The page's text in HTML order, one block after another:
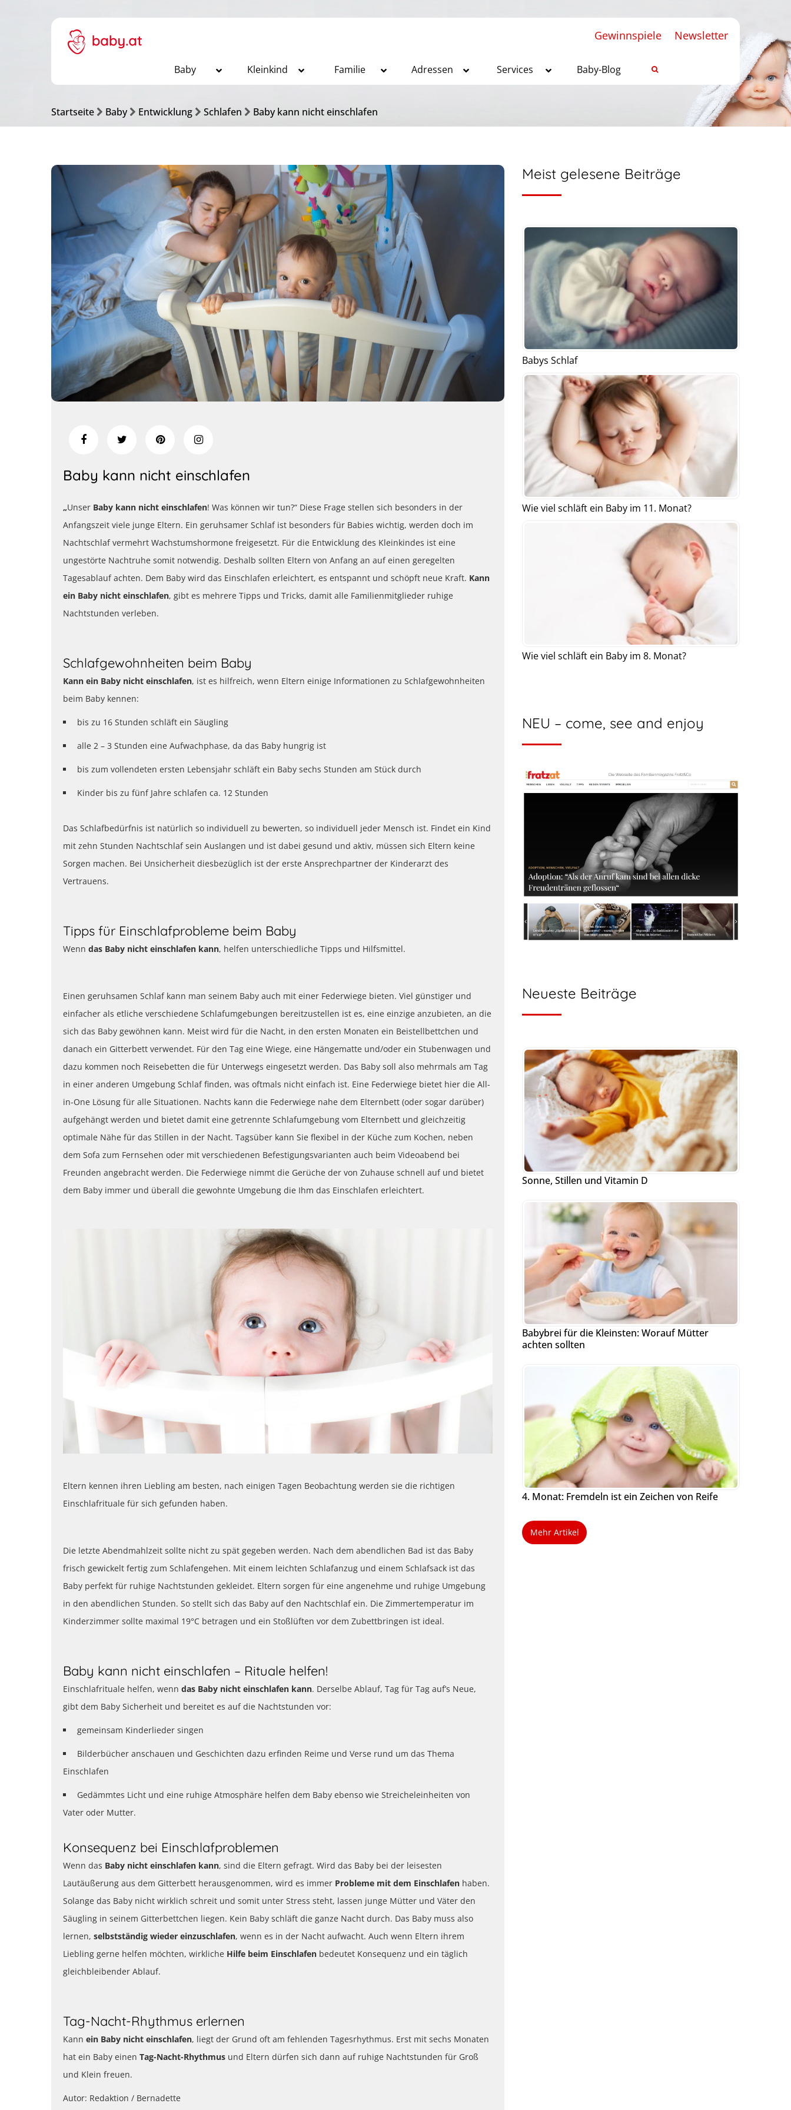
Gewinnspiele Newsletter
Baby Kleinkind Familie Adressen Services Baby-Blog
Startseite Baby Entwicklung Schlafen Baby kann nicht einschlafen
Baby kann nicht einschlafen
„Unser Baby kann nicht einschlafen! Was können wir tun?“ Diese Frage stellen sich besonders in der
Anfangszeit viele junge Eltern. Ein geruhsamer Schlaf ist besonders für Babies wichtig, werden doch im
Nachtschlaf vermehrt Wachstumshormone freigesetzt. Für die Entwicklung des Kleinkindes ist eine
ungestörte Nachtruhe somit notwendig. Deshalb sollten Eltern von Anfang an auf einen geregelten
Tagesablauf achten. Dem Baby wird das Einschlafen erleichtert, es entspannt und schöpft neue Kraft. Kann
ein Baby nicht einschlafen, gibt es mehrere Tipps und Tricks, damit alle Familienmitglieder ruhige
Nachtstunden verleben.
Schlafgewohnheiten beim Baby
Kann ein Baby nicht einschlafen, ist es hilfreich, wenn Eltern einige Informationen zu Schlafgewohnheiten
beim Baby kennen:
bis zu 16 Stunden schläft ein Säugling
alle 2 – 3 Stunden eine Aufwachphase, da das Baby hungrig ist
bis zum vollendeten ersten Lebensjahr schläft ein Baby sechs Stunden am Stück durch
Kinder bis zu fünf Jahre schlafen ca. 12 Stunden
Das Schlafbedürfnis ist natürlich so individuell zu bewerten, so individuell jeder Mensch ist. Findet ein Kind
mit zehn Stunden Nachtschlaf sein Auslangen und ist dabei gesund und aktiv, müssen sich Eltern keine
Sorgen machen. Bei Unsicherheit diesbezüglich ist der erste Ansprechpartner der Kinderarzt des
Vertrauens.
Tipps für Einschlafprobleme beim Baby
Wenn das Baby nicht einschlafen kann, helfen unterschiedliche Tipps und Hilfsmittel.
Einen geruhsamen Schlaf kann man seinem Baby auch mit einer Federwiege bieten. Viel günstiger und
einfacher als etliche verschiedene Schlafumgebungen bereitzustellen ist es, eine einzige anzubieten, an die
sich das Baby gewöhnen kann. Meist wird für die Nacht, in den ersten Monaten ein Beistellbettchen und
danach ein Gitterbett verwendet. Für den Tag eine Wiege, eine Hängematte und/oder ein Stubenwagen und
dazu kommen noch Reisebetten die für Unterwegs eingesetzt werden. Das Baby soll also mehrmals am Tag
in einer anderen Umgebung Schlaf finden, was oftmals nicht einfach ist. Eine Federwiege bietet hier die All-
in-One Lösung für alle Situationen. Nachts kann die Federwiege nahe dem Elternbett (oder sogar darüber)
aufgehängt werden und bietet damit eine getrennte Schlafumgebung vom Elternbett und gleichzeitig
optimale Nähe für das Stillen in der Nacht. Tagsüber kann Sie flexibel in der Küche zum Kochen, neben
dem Sofa zum Fernsehen oder mit verschiedenen Befestigungsvarianten auch beim Videoabend bei
Freunden angebracht werden. Die Federwiege nimmt die Gerüche der von Zuhause schnell auf und bietet
dem Baby immer und überall die gewohnte Umgebung die Ihm das Einschlafen erleichtert.
Eltern kennen ihren Liebling am besten, nach einigen Tagen Beobachtung werden sie die richtigen
Einschlafrituale für sich gefunden haben.
Die letzte Abendmahlzeit sollte nicht zu spät gegeben werden. Nach dem abendlichen Bad ist das Baby
frisch gewickelt fertig zum Schlafengehen. Mit einem leichten Schlafanzug und einem Schlafsack ist das
Baby perfekt für ruhige Nachtstunden gekleidet. Eltern sorgen für eine angenehme und ruhige Umgebung
in den abendlichen Stunden. So stellt sich das Baby auf den Nachtschlaf ein. Die Zimmertemperatur im
Kinderzimmer sollte maximal 19°C betragen und ein Stoßlüften vor dem Zubettbringen ist ideal.
Baby kann nicht einschlafen – Rituale helfen!
Einschlafrituale helfen, wenn das Baby nicht einschlafen kann. Derselbe Ablauf, Tag für Tag auf’s Neue,
gibt dem Baby Sicherheit und bereitet es auf die Nachtstunden vor:
gemeinsam Kinderlieder singen
Bilderbücher anschauen und Geschichten dazu erfinden Reime und Verse rund um das Thema
Einschlafen
Gedämmtes Licht und eine ruhige Atmosphäre helfen dem Baby ebenso wie Streicheleinheiten von
Vater oder Mutter.
Konsequenz bei Einschlafproblemen
Wenn das Baby nicht einschlafen kann, sind die Eltern gefragt. Wird das Baby bei der leisesten
Lautäußerung aus dem Gitterbett herausgenommen, wird es immer Probleme mit dem Einschlafen haben.
Solange das Baby nicht wirklich schreit und somit unter Stress steht, lassen junge Mütter und Väter den
Säugling in seinem Gitterbettchen liegen. Kein Baby schläft die ganze Nacht durch. Das Baby muss also
lernen, selbstständig wieder einzuschlafen, wenn es in der Nacht aufwacht. Auch wenn Eltern ihrem
Liebling gerne helfen möchten, wirkliche Hilfe beim Einschlafen bedeutet Konsequenz und ein täglich
gleichbleibender Ablauf.
Tag-Nacht-Rhythmus erlernen
Kann ein Baby nicht einschlafen, liegt der Grund oft am fehlenden Tagesrhythmus. Erst mit sechs Monaten
hat ein Baby einen Tag-Nacht-Rhythmus und Eltern dürfen sich dann auf ruhige Nachtstunden für Groß
und Klein freuen.
Autor: Redaktion / Bernadette
Meist gelesene Beiträge
Babys Schlaf
Wie viel schläft ein Baby im 11. Monat?
Wie viel schläft ein Baby im 8. Monat?
NEU – come, see and enjoy
Neueste Beiträge
Sonne, Stillen und Vitamin D
Babybrei für die Kleinsten: Worauf Mütter
achten sollten
4. Monat: Fremdeln ist ein Zeichen von Reife
Mehr Artikel